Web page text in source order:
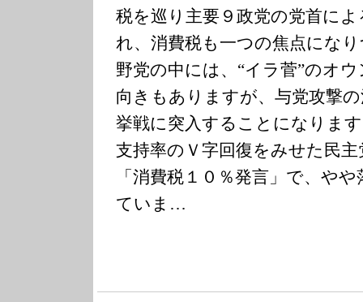
税を巡り主要９政党の党首に
れ、消費税も一つの焦点にな
野党の中には、“イラ菅”のオ
向きもありますが、与党攻撃
挙戦に突入することになりま
支持率のＶ字回復をみせた民
「消費税１０％発言」で、や
ていま…